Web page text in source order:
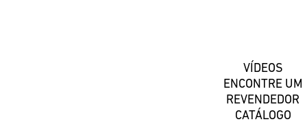
VÍDEOS
ENCONTRE UM
REVENDEDOR
CATÁLOGO